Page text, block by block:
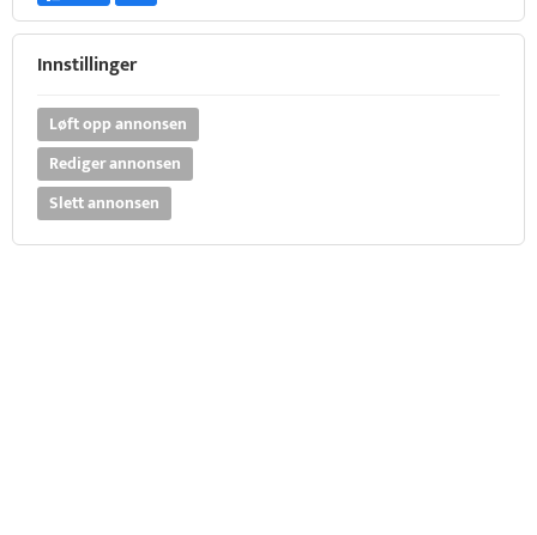
Innstillinger
Løft opp annonsen
Rediger annonsen
Slett annonsen